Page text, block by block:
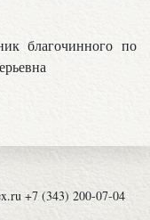
благочинного по
+7 (343) 200-07-04